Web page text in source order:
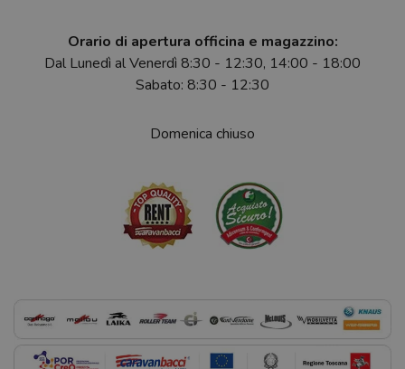
Orario di apertura officina e magazzino:
Dal Lunedì al Venerdì 8:30 - 12:30, 14:00 - 18:00
Sabato: 8:30 - 12:30
Domenica chiuso